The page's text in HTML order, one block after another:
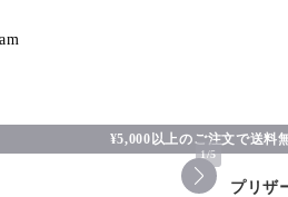
¥5,000以上のご注文で送料
1/5
プリザ